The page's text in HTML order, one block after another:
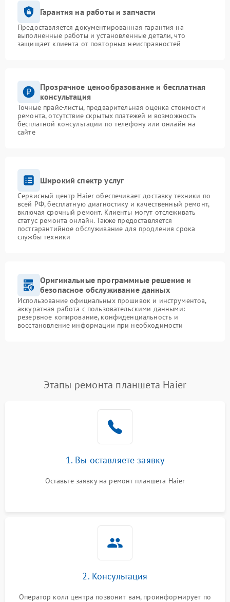
Гарантия на работы и запчасти
Предоставляется документированная гарантия на
выполненные работы и установленные детали, что
защищает клиента от повторных неисправностей
Прозрачное ценообразование и бесплатная
консультация
Точные прайс-листы, предварительная оценка стоимости
ремонта, отсутствие скрытых платежей и возможность
бесплатной консультации по телефону или онлайн на
сайте
Широкий спектр услуг
Сервисный центр Haier обеспечивает доставку техники по
всей РФ, бесплатную диагностику и качественный ремонт,
включая срочный ремонт. Клиенты могут отслеживать
статус ремонта онлайн. Также предоставляется
постгарантийное обслуживание для продления срока
службы техники
Оригинальные программные решение и
безопасное обслуживание данных
Использование официальных прошивок и инструментов,
аккуратная работа с пользовательскими данными:
резервное копирование, конфиденциальность и
восстановление информации при необходимости
Этапы ремонта планшета Haier
1. Вы оставляете заявку
Оставьте заявку на ремонт планшета Haier
2. Консультация
Оператор колл центра позвонит вам, проинформирует по